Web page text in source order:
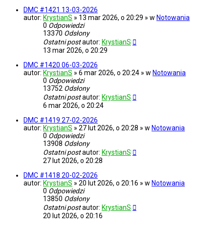
DMC #1421 13-03-2026
autor: KrystianS » 13 mar 2026, o 20:29 » w Notowania
0 Odpowiedzi
13370 Odsłony
Ostatni postautor: KrystianS
13 mar 2026, o 20:29
DMC #1420 06-03-2026
autor: KrystianS » 6 mar 2026, o 20:24 » w Notowania
0 Odpowiedzi
13752 Odsłony
Ostatni postautor: KrystianS
6 mar 2026, o 20:24
DMC #1419 27-02-2026
autor: KrystianS » 27 lut 2026, o 20:28 » w Notowania
0 Odpowiedzi
13908 Odsłony
Ostatni postautor: KrystianS
27 lut 2026, o 20:28
DMC #1418 20-02-2026
autor: KrystianS » 20 lut 2026, o 20:16 » w Notowania
0 Odpowiedzi
13850 Odsłony
Ostatni postautor: KrystianS
20 lut 2026, o 20:16